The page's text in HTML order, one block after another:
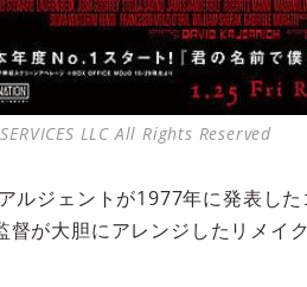
LLC All Rights Reserved
ルジェントが1977年に発表し
督が大胆にアレンジしたリメイ